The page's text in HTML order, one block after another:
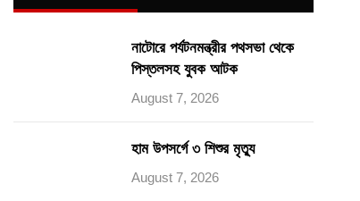
নাটোরে পর্যটনমন্ত্রীর পথসভা থেকে
পিস্তলসহ যুবক আটক
August 7, 2026
হাম উপসর্গে ৩ শিশুর মৃত্যু
August 7, 2026